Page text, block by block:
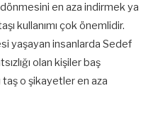
en aza indirmek ya
kullanımı çok önemlidir.
yaşayan insanlarda Sedef
olan kişiler baş
o şikayetler en aza